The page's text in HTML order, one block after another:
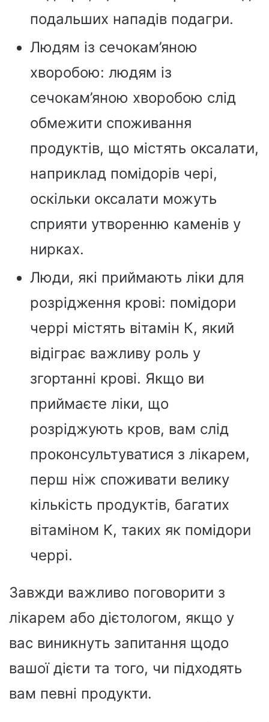
подальших нападів подагри.
Людям із сечокам’яною
хворобою: людям із
сечокам’яною хворобою слід
обмежити споживання
продуктів, що містять оксалати,
наприклад помідорів чері,
оскільки оксалати можуть
сприяти утворенню каменів у
нирках.
Люди, які приймають ліки для
розрідження крові: помідори
черрі містять вітамін К, який
відіграє важливу роль у
згортанні крові. Якщо ви
приймаєте ліки, що
розріджують кров, вам слід
проконсультуватися з лікарем,
перш ніж споживати велику
кількість продуктів, багатих
вітаміном K, таких як помідори
черрі.
Завжди важливо поговорити з
лікарем або дієтологом, якщо у
вас виникнуть запитання щодо
вашої дієти та того, чи підходять
вам певні продукти.